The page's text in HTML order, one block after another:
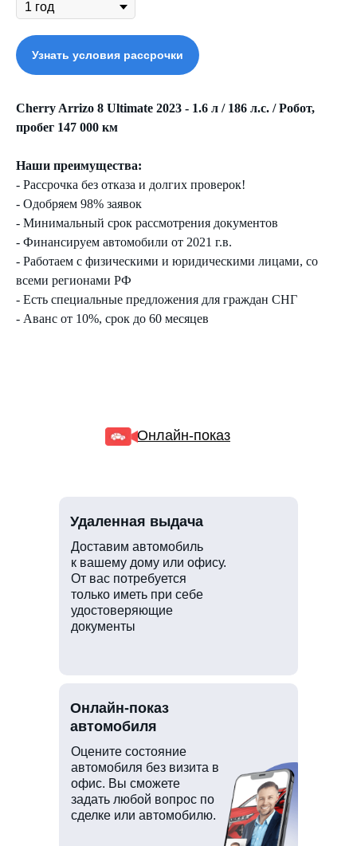
Узнать условия рассрочки
Cherry Arrizo 8 Ultimate 2023 - 1.6 л / 186 л.с. / Робот,
пробег 147 000 км
Наши преимущества:
- Рассрочка без отказа и долгих проверок!
- Одобряем 98% заявок
- Минимальный срок рассмотрения документов
- Финансируем автомобили от 2021 г.в.
- Работаем с физическими и юридическими лицами, со
всеми регионами РФ
- Есть специальные предложения для граждан СНГ
- Аванс от 10%, срок до 60 месяцев
Онлайн-показ
Доставим автомобиль
к вашему дому или офису.
От вас потребуется
только иметь при себе
удостоверяющие
документы
Оцените состояние
автомобиля без визита в
офис. Вы сможете
задать любой вопрос по
сделке или автомобилю.
Удаленная выдача
Онлайн-показ
автомобиля